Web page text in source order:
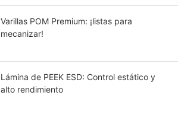
Varillas POM Premium: ¡listas para
mecanizar!
Lámina de PEEK ESD: Control estático y
alto rendimiento